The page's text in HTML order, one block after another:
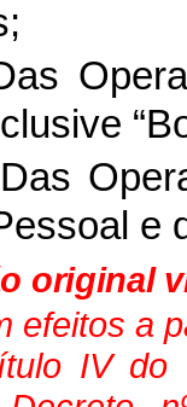
e
original
efeitos a
IV do